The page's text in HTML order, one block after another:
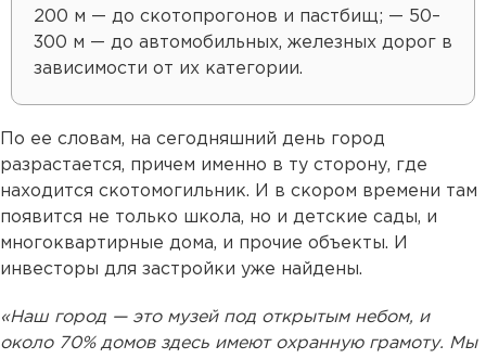
200 м — до скотопрогонов и пастбищ; — 50–
300 м — до автомобильных, железных дорог в
зависимости от их категории.
По ее словам, на сегодняшний день город
разрастается, причем именно в ту сторону, где
находится скотомогильник. И в скором времени там
появится не только школа, но и детские сады, и
многоквартирные дома, и прочие объекты. И
инвесторы для застройки уже найдены.
«Наш город — это музей под открытым небом, и
около 70% домов здесь имеют охранную грамоту. Мы